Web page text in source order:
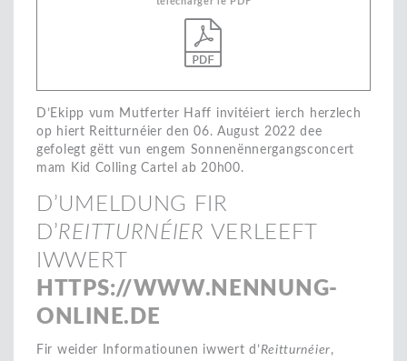
D’Ekipp vum Mutferter Haff invitéiert ierch herzlech
op hiert Reitturnéier den 06. August 2022 dee
gefolegt gëtt vun engem Sonnenënnergangsconcert
mam Kid Colling Cartel ab 20h00.
D’UMELDUNG FIR
D’REITTURNÉIER VERLEEFT
IWWERT
HTTPS://WWW.NENNUNG-
ONLINE.DE
Fir weider Informatiounen iwwert d’Reitturnéier,